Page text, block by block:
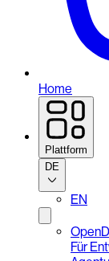
Home
Plattform
DE
EN
Für